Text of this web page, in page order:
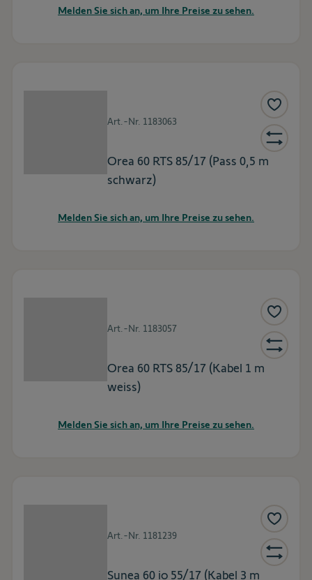
Melden Sie sich an, um Ihre Preise zu sehen.
Art.-Nr. 1183063
Orea 60 RTS 85/17 (Pass 0,5 m
schwarz)
Melden Sie sich an, um Ihre Preise zu sehen.
Art.-Nr. 1183057
Orea 60 RTS 85/17 (Kabel 1 m
weiss)
Melden Sie sich an, um Ihre Preise zu sehen.
Art.-Nr. 1181239
Sunea 60 io 55/17 (Kabel 3 m